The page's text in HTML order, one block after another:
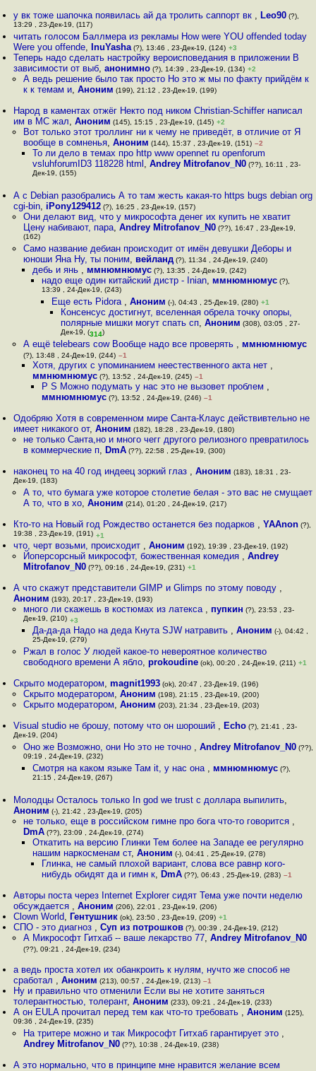
у вк тоже шапочка появилась ай да тролить саппорт вк , Leo90 (?),
13:29 , 23-Дек-19, (117)
читать голосом Баллмера из рекламы How were YOU offended today
Were you offende, InuYasha (?), 13:46 , 23-Дек-19, (124) +3
Теперь надо сделать настройку вероисповедания в приложении В
зависимости от выб,анонимно (?), 14:39 , 23-Дек-19, (134) +2
А ведь решение было так просто Но это ж мы по факту прийдём к
к к темам и, Аноним (199), 21:12 , 23-Дек-19, (199)
Народ в каментах отжёг Некто под ником Christian-Schiffer написал
им в МС жал,Аноним (145), 15:15 , 23-Дек-19, (145) +2
Вот только этот троллинг ни к чему не приведёт, в отличие от Я
вообще в сомненья, Аноним (144), 15:37 , 23-Дек-19, (151) –2
То ли дело в темах про http www opennet ru openforum
vsluhforumID3 118228 html , Andrey Mitrofanov_N0(??), 16:11 , 23-
Дек-19, (155)
А с Debian разобрались А то там жесть какая-то https bugs debian org
cgi-bin, iPony129412 (?), 16:25 , 23-Дек-19, (157)
Они делают вид, что у микрософта денег их купить не хватит
Цену набивают, пара, Andrey Mitrofanov_N0(??), 16:47 , 23-Дек-19,
(162)
Само название дебиан происходит от имён девушки Деборы и
юноши Яна Ну, ты поним, вейланд(?), 11:34 , 24-Дек-19, (240)
дебь и янь , ммнюмнюмус(?), 13:35 , 24-Дек-19, (242)
надо еще один китайский дистр - Inian, ммнюмнюмус (?),
13:39 , 24-Дек-19, (243)
Еще есть Pidora , Аноним (-), 04:43 , 25-Дек-19, (280) +1
Консенсус достигнут, вселенная обрела точку опоры,
полярные мишки могут спать сп, Аноним (308), 03:05 , 27-
Дек-19, (314)
А ещё telebears cow Вообще надо все проверять , ммнюмнюмус
(?), 13:48 , 24-Дек-19, (244) –1
Хотя, других с упоминанием неестественного акта нет ,
ммнюмнюмус(?), 13:52 , 24-Дек-19, (245) –1
P S Можно подумать у нас это не вызовет проблем ,
ммнюмнюмус (?), 13:52 , 24-Дек-19, (246) –1
Одобряю Хотя в современном мире Санта-Клаус действивтельно не
имеет никакого от,Аноним (182), 18:28 , 23-Дек-19, (180)
не только Санта,но и много чегг другого релиозного превратилось
в коммерческие п, DmA(??), 22:58 , 25-Дек-19, (300)
наконец то на 40 год индеец зоркий глаз ,Аноним (183), 18:31 , 23-
Дек-19, (183)
А то, что бумага уже которое столетие белая - это вас не смущает
А то, что в хо, Аноним (214), 01:20 , 24-Дек-19, (217)
Кто-то на Новый год Рождество останется без подарков ,YAAnon (?),
19:38 , 23-Дек-19, (191) +1
что, черт возьми, происходит ,Аноним (192), 19:39 , 23-Дек-19, (192)
Йоперсорсный микрософт, божественная комедия , Andrey
Mitrofanov_N0(??), 09:16 , 24-Дек-19, (231) +1
А что скажут представители GIMP и Glimps по этому поводу ,
Аноним (193), 20:17 , 23-Дек-19, (193)
много ли скажешь в костюмах из латекса , пупкин (?), 23:53 , 23-
Дек-19, (210) +3
Да-да-да Надо на деда Кнута SJW натравить , Аноним (-), 04:42 ,
25-Дек-19, (279)
Ржал в голос У людей какое-то невероятное количество
свободного времени А ябло, prokoudine(ok), 00:20 , 24-Дек-19, (211) +1
Скрыто модератором,magnit1993 (ok), 20:47 , 23-Дек-19, (196)
Скрыто модератором, Аноним (198), 21:15 , 23-Дек-19, (200)
Скрыто модератором, Аноним (203), 21:34 , 23-Дек-19, (203)
Visual studio не брошу, потому что он шороший , Echo (?), 21:41 , 23-
Дек-19, (204)
Оно же Возможно, они Но это не точно , Andrey Mitrofanov_N0(??),
09:19 , 24-Дек-19, (232)
Смотря на каком языке Там it, у нас она , ммнюмнюмус(?),
21:15 , 24-Дек-19, (267)
Молодцы Осталось только In god we trust с доллара выпилить,
Аноним (-), 21:42 , 23-Дек-19, (205)
не только, еще в российском гимне про бога что-то говорится ,
DmA(??), 23:09 , 24-Дек-19, (274)
Откатить на версию Глинки Тем более на Западе ее регулярно
нашим наркосменам ст, Аноним (-), 04:41 , 25-Дек-19, (278)
Глинка, не самый плохой вариант, слова все равнр кого-
нибудь обидят да и гимн к, DmA (??), 06:43 , 25-Дек-19, (283) –1
Авторы поста через Internet Explorer сидят Тема уже почти неделю
обсуждается ,Аноним (206), 22:01 , 23-Дек-19, (206)
Clown World, Гентушник (ok), 23:50 , 23-Дек-19, (209) +1
СПО - это диагноз ,Суп из потрошков (?), 00:39 , 24-Дек-19, (212)
А Микрософт Гитхаб -- ваше лекарство 77, Andrey Mitrofanov_N0
(??), 09:21 , 24-Дек-19, (234)
а ведь проста хотел их обанкроить к нулям, нучто же способ не
сработал ,Аноним (213), 00:57 , 24-Дек-19, (213) –1
Ну и правильно что отменили Если вы не хотите заняться
толерантностью, толерант,Аноним (233), 09:21 , 24-Дек-19, (233)
А он EULA прочитал перед тем как что-то требовать ,Аноним (125),
09:36 , 24-Дек-19, (235)
На тритере можно и так Микрософт Гитхаб гарантирует это ,
Andrey Mitrofanov_N0(??), 10:38 , 24-Дек-19, (238)
А это нормально, что в принципе мне нравится желание всем